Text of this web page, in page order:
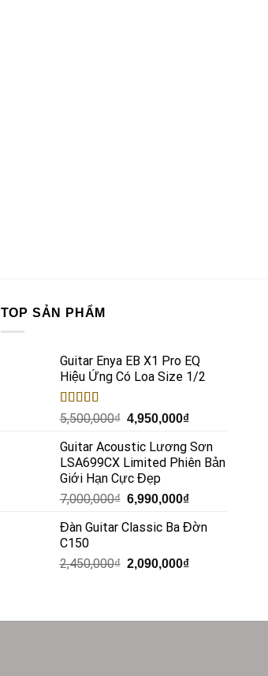
TOP SẢN PHẨM
Guitar Enya EB X1 Pro EQ
Hiệu Ứng Có Loa Size 1/2
Rated5.00
out of 5
5,500,000₫ 4,950,000₫
Guitar Acoustic Lương Sơn
LSA699CX Limited Phiên Bản
Giới Hạn Cực Đẹp
7,000,000₫ 6,990,000₫
Đàn Guitar Classic Ba Đờn
C150
2,450,000₫ 2,090,000₫